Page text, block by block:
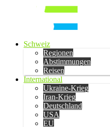
Schweiz
Regionen
Abstimmungen
Reisen
International
Ukraine-Krieg
Iran-Krieg
Deutschland
USA
EU